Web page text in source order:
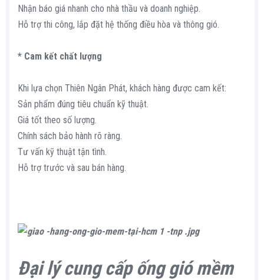
Nhận báo giá nhanh cho nhà thầu và doanh nghiệp.
Hỗ trợ thi công, lắp đặt hệ thống điều hòa và thông gió.
* Cam kết chất lượng
Khi lựa chọn Thiên Ngân Phát, khách hàng được cam kết:
Sản phẩm đúng tiêu chuẩn kỹ thuật.
Giá tốt theo số lượng.
Chính sách bảo hành rõ ràng.
Tư vấn kỹ thuật tận tình.
Hỗ trợ trước và sau bán hàng.
Đại lý cung cấp ống gió mềm